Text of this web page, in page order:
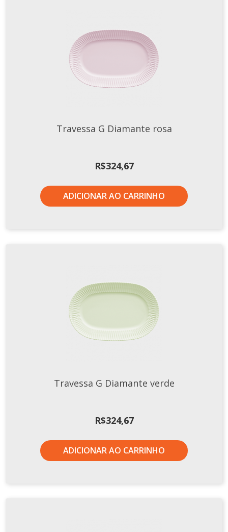
Travessa G Diamante rosa
R$324,67
ADICIONAR AO CARRINHO
Travessa G Diamante verde
R$324,67
ADICIONAR AO CARRINHO